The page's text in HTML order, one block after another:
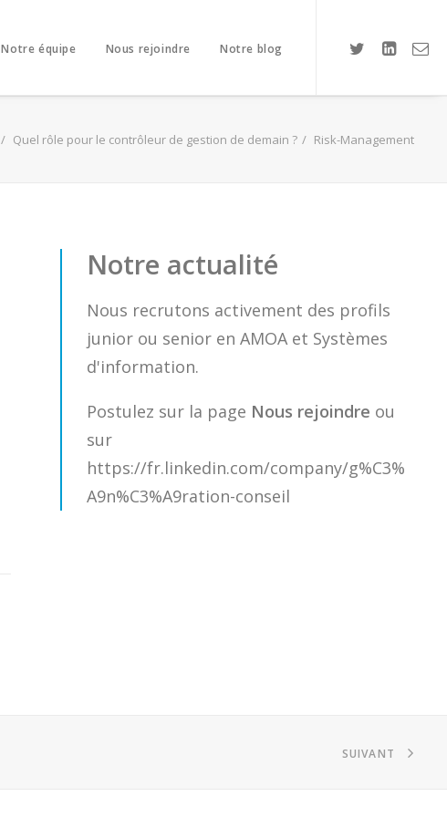
Notre équipe Nous rejoindre Notre blog
Quel rôle pour le contrôleur de gestion de demain ? Risk-Management
Notre actualité
Nous recrutons activement des profils
junior ou senior en AMOA et Systèmes
d'information.
Postulez sur la page Nous rejoindre ou
sur
https://fr.linkedin.com/company/g%C3%
A9n%C3%A9ration-conseil
SUIVANT